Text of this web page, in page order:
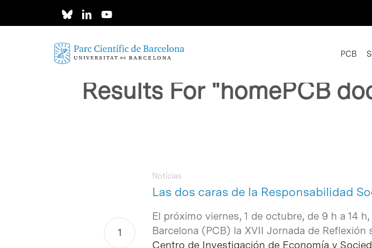
Intro para buscar o ESC per cerrar
PCB
Results For "homePCB
Las dos caras de la Responsabilidad
Notícias
El próximo viernes, 1 de octubre, de 9 h a 14
Barcelona (PCB) la XVII Jornada de
Centro de Investigación de Economía y